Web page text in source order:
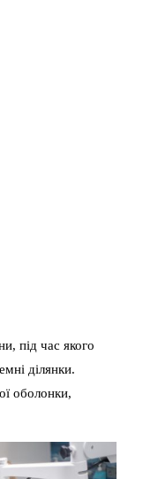
під час якого
ділянки.
оболонки,